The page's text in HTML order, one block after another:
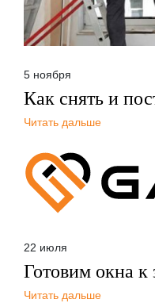
5 ноября
Как снять и
Читать дальше
22 июля
Готовим окна к
Читать дальше